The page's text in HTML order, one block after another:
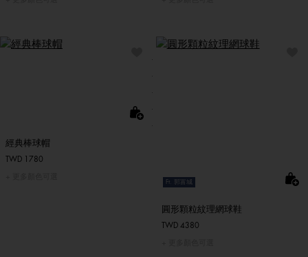
經典棒球帽
TWD 1780
Ft. 郭富城
圓形顆粒紋理網球鞋
TWD 4380